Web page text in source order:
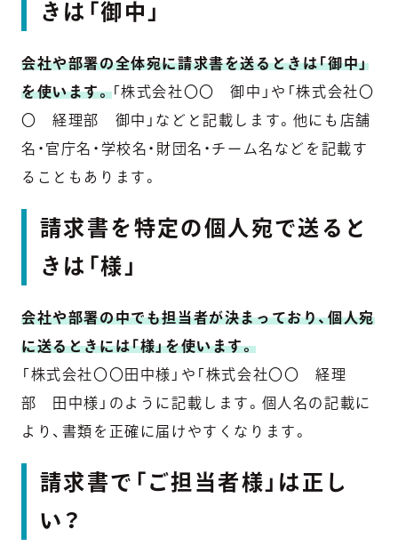
きは「御中」
会社や部署の全体宛に請求書を送るときは「御中」
を使います。「株式会社〇〇 御中」や「株式会社〇
〇 経理部 御中」などと記載します。他にも店舗
名・官庁名・学校名・財団名・チーム名などを記載す
ることもあります。
請求書を特定の個人宛で送ると
きは「様」
会社や部署の中でも担当者が決まっており、個人宛
に送るときには「様」を使います。
「株式会社〇〇田中様」や「株式会社〇〇 経理
部 田中様」のように記載します。個人名の記載に
より、書類を正確に届けやすくなります。
請求書で「ご担当者様」は正し
い？